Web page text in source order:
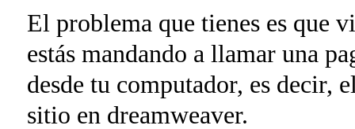
El problema que tienes es que
estás mandando a llamar una
desde tu computador, es decir,
sitio en dreamweaver.